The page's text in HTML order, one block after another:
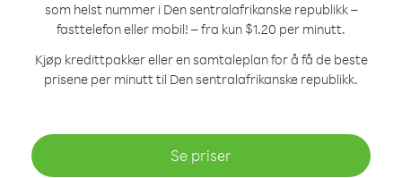
som helst nummer i Den sentralafrikanske republikk –
fasttelefon eller mobil! – fra kun $1.20 per minutt.
Kjøp kredittpakker eller en samtaleplan for å få de beste
prisene per minutt til Den sentralafrikanske republikk.
Se priser